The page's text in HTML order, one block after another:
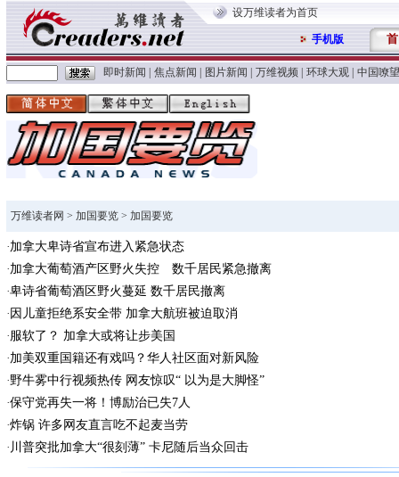
设万维读者为首页
手机版 首
即时新闻 焦点新闻 图片新闻 万维视频 环球大观 中国嘹望
万维读者网 > 加国要览 > 加国要览
加拿大卑诗省宣布进入紧急状态
加拿大葡萄酒产区野火失控 数千居民紧急撤离
卑诗省葡萄酒区野火蔓延 数千居民撤离
因儿童拒绝系安全带 加拿大航班被迫取消
服软了？ 加拿大或将让步美国
加美双重国籍还有戏吗？华人社区面对新风险
野牛雾中行视频热传 网友惊叹“ 以为是大脚怪”
保守党再失一将！博励治已失7人
炸锅 许多网友直言吃不起麦当劳
川普突批加拿大“很刻薄” 卡尼随后当众回击